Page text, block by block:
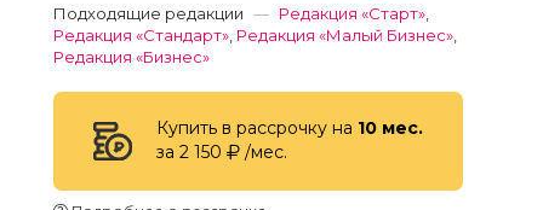
Подходящие редакции — Редакция «Старт»
Редакция «Стандарт» Редакция «Малый Бизнес»
Редакция «Бизнес»
Купить в рассрочку на 10 мес.
за 2 150
/мес.